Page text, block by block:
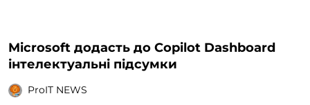
Microsoft додасть до Copilot Dashboard
інтелектуальні підсумки
ProIT NEWS